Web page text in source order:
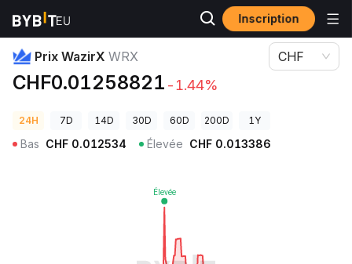
Inscription
Prix des cryptos
Prix WazirX WRX
CHF0.01258821 -1.44%
CHF
24H 7D 14D 30D 60D 200D 1Y
Bas CHF 0.012534 Élevée CHF 0.013386